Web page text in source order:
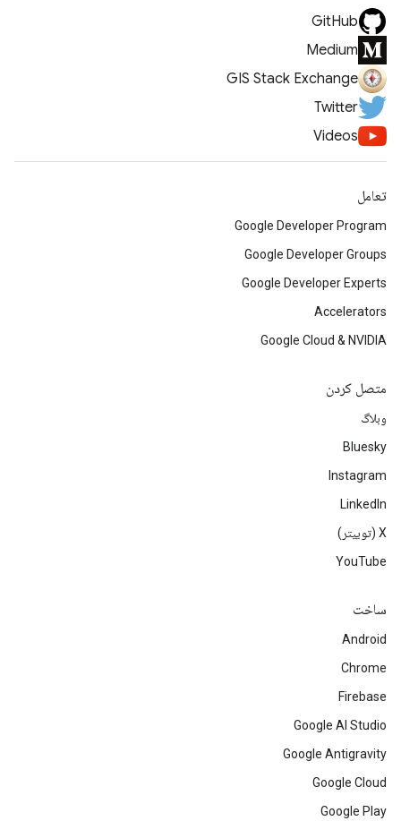
GitHub
Medium
GIS Stack Exchange
Twitter
Videos
تعامل
Google Developer Program
Google Developer Groups
Google Developer Experts
Accelerators
Google Cloud & NVIDIA
متصل کردن
وبلاگ
Bluesky
Instagram
LinkedIn
‫X (توییتر)
YouTube
ساخت
Android
Chrome
Firebase
Google AI Studio
Google Antigravity
Google Cloud
Google Play